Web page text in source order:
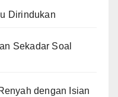
Dirindukan
Sekadar Soal
dengan Isian